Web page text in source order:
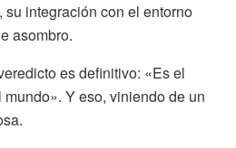
, su integración con el entorno
asombro.
es definitivo: «Es el
Y eso, viniendo de un